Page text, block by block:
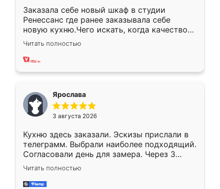
Заказала себе новый шкаф в студии
Ренессанс где ранее заказывала себе
новую кухню.Чего искать, когда качеством
вполне довольна. Служит кухня уже почти
два года, нареканий нет.
Читать полностью
Ярослава
3 августа 2026
Кухню здесь заказали. Эскизы прислали в
телеграмм. Выбрали наиболее подходящий.
Согласовали день для замера. Через 3
недели кухня была уже готова. Остались
довольны работой. Спасибо Ренессанс
мебель за качественную работу!
Читать полностью